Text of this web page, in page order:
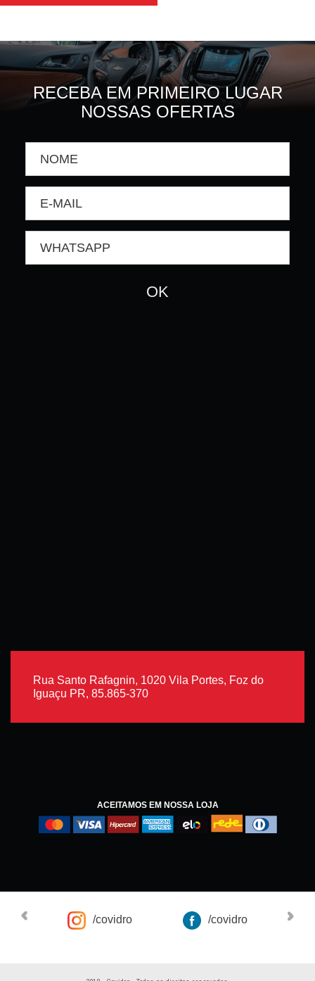
RECEBA EM PRIMEIRO LUGAR
NOSSAS OFERTAS
Rua Santo Rafagnin, 1020 Vila Portes, Foz do
Iguaçu PR, 85.865-370
ACEITAMOS EM NOSSA LOJA
/covidro /covidro